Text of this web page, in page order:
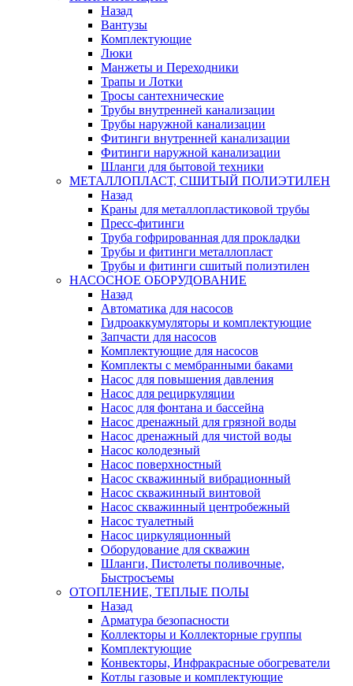
Назад
Вантузы
Комплектующие
Люки
Манжеты и Переходники
Трапы и Лотки
Тросы сантехнические
Трубы внутренней канализации
Трубы наружной канализации
Фитинги внутренней канализации
Фитинги наружной канализации
Шланги для бытовой техники
МЕТАЛЛОПЛАСТ, СШИТЫЙ ПОЛИЭТИЛЕН
Назад
Краны для металлопластиковой трубы
Пресс-фитинги
Труба гофрированная для прокладки
Трубы и фитинги металлопласт
Трубы и фитинги сшитый полиэтилен
НАСОСНОЕ ОБОРУДОВАНИЕ
Назад
Автоматика для насосов
Гидроаккумуляторы и комплектующие
Запчасти для насосов
Комплектующие для насосов
Комплекты с мембранными баками
Насос для повышения давления
Насос для рециркуляции
Насос для фонтана и бассейна
Насос дренажный для грязной воды
Насос дренажный для чистой воды
Насос колодезный
Насос поверхностный
Насос скважинный вибрационный
Насос скважинный винтовой
Насос скважинный центробежный
Насос туалетный
Насос циркуляционный
Оборудование для скважин
Шланги, Пистолеты поливочные,
Быстросъемы
ОТОПЛЕНИЕ, ТЕПЛЫЕ ПОЛЫ
Назад
Арматура безопасности
Коллекторы и Коллекторные группы
Комплектующие
Конвекторы, Инфракрасные обогреватели
Котлы газовые и комплектующие